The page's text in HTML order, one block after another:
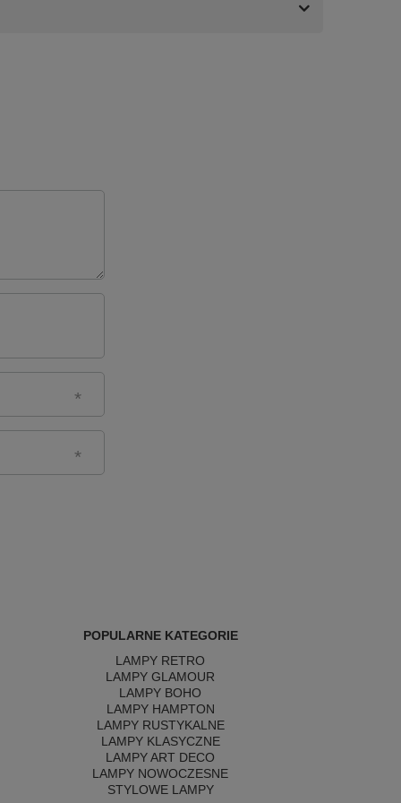
POPULARNE KATEGORIE
LAMPY RETRO
LAMPY GLAMOUR
LAMPY BOHO
LAMPY HAMPTON
LAMPY RUSTYKALNE
LAMPY KLASYCZNE
LAMPY ART DECO
LAMPY NOWOCZESNE
STYLOWE LAMPY